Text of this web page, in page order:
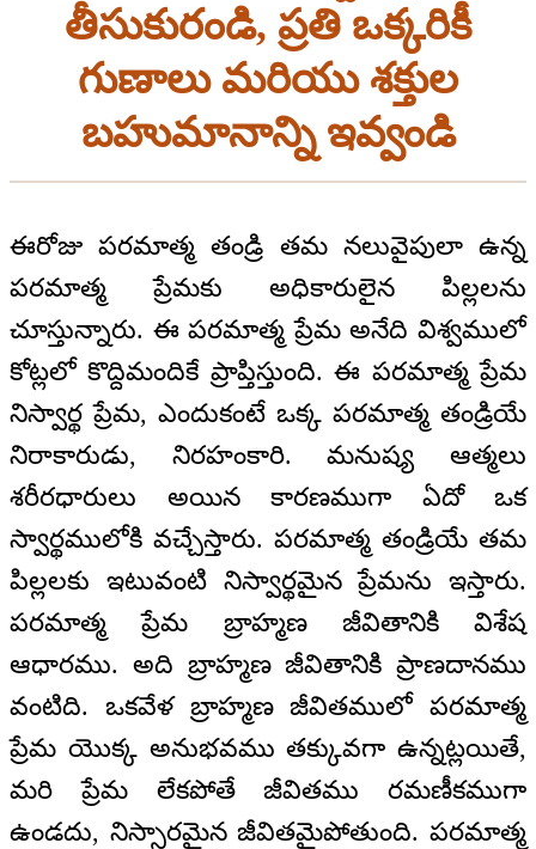
తీసుకురండి, ప్రతి ఒక్కరికీ
గుణాలు మరియు శక్తుల
బహుమానాన్ని ఇవ్వండి
ఈరోజు పరమాత్మ తండ్రి తమ నలువైపులా ఉన్న
పరమాత్మ ప్రేమకు అధికారులైన పిల్లలను
చూస్తున్నారు. ఈ పరమాత్మ ప్రేమ అనేది విశ్వములో
కోట్లలో కొద్దిమందికే ప్రాప్తిస్తుంది. ఈ పరమాత్మ ప్రేమ
నిస్వార్థ ప్రేమ, ఎందుకంటే ఒక్క పరమాత్మ తండ్రియే
నిరాకారుడు, నిరహంకారి. మనుష్య ఆత్మలు
శరీరధారులు అయిన కారణముగా ఏదో ఒక
స్వార్థములోకి వచ్చేస్తారు. పరమాత్మ తండ్రియే తమ
పిల్లలకు ఇటువంటి నిస్వార్థమైన ప్రేమను ఇస్తారు.
పరమాత్మ ప్రేమ బ్రాహ్మణ జీవితానికి విశేష
ఆధారము. అది బ్రాహ్మణ జీవితానికి ప్రాణదానము
వంటిది. ఒకవేళ బ్రాహ్మణ జీవితములో పరమాత్మ
ప్రేమ యొక్క అనుభవము తక్కువగా ఉన్నట్లయితే,
మరి ప్రేమ లేకపోతే జీవితము రమణీకముగా
ఉండదు, నిస్సారమైన జీవితమైపోతుంది. పరమాత్మ